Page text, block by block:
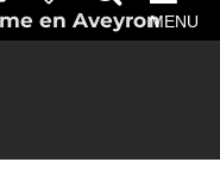
en AveyronMENU